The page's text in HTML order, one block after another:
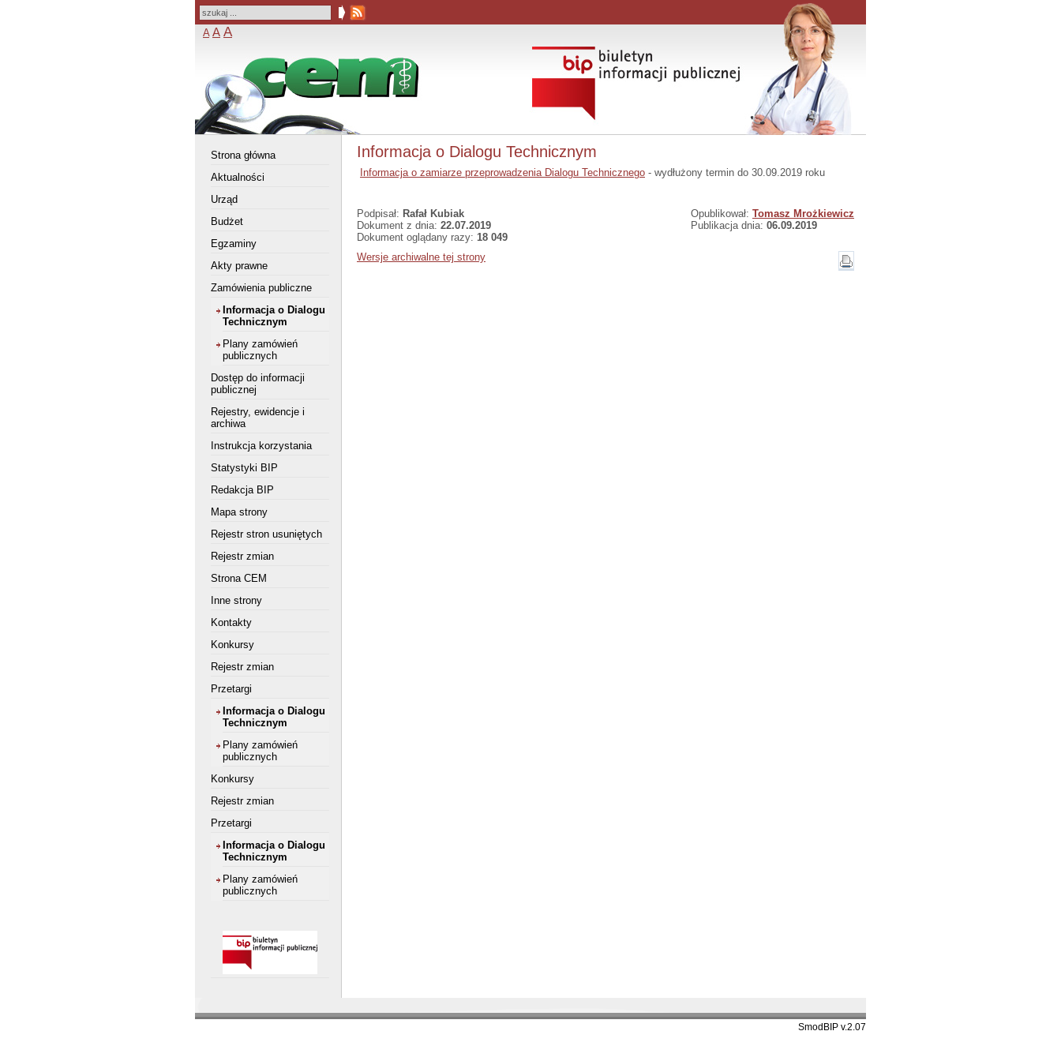
A A A
Strona główna
Aktualności
Urząd
Budżet
Egzaminy
Akty prawne
Zamówienia publiczne
Informacja o Dialogu
Technicznym
Plany zamówień
publicznych
Dostęp do informacji
publicznej
Rejestry, ewidencje i
archiwa
Instrukcja korzystania
Statystyki BIP
Redakcja BIP
Mapa strony
Rejestr stron usuniętych
Rejestr zmian
Strona CEM
Inne strony
Kontakty
Konkursy
Rejestr zmian
Przetargi
Informacja o Dialogu
Technicznym
Plany zamówień
publicznych
Konkursy
Rejestr zmian
Przetargi
Informacja o Dialogu
Technicznym
Plany zamówień
publicznych
Informacja o Dialogu Technicznym
Informacja o zamiarze przeprowadzenia Dialogu Technicznego - wydłużony termin do 30.09.2019 roku
Opublikował: Tomasz Mrożkiewicz
Publikacja dnia: 06.09.2019
Podpisał: Rafał Kubiak
Dokument z dnia: 22.07.2019
Dokument oglądany razy: 18 049
Wersje archiwalne tej strony
SmodBIP v.2.07